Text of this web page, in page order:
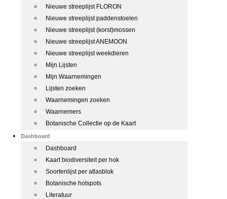
Nieuwe streeplijst FLORON
Nieuwe streeplijst paddenstoelen
Nieuwe streeplijst (korst)mossen
Nieuwe streeplijst ANEMOON
Nieuwe streeplijst weekdieren
Mijn Lijsten
Mijn Waarnemingen
Lijsten zoeken
Waarnemingen zoeken
Waarnemers
Botanische Collectie op de Kaart
Dashboard
Dashboard
Kaart biodiversiteit per hok
Soortenlijst per atlasblok
Botanische hotspots
Literatuur